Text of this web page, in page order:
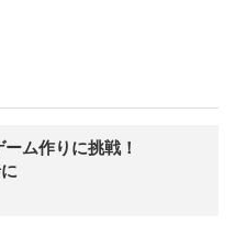
ム作りに挑戦！